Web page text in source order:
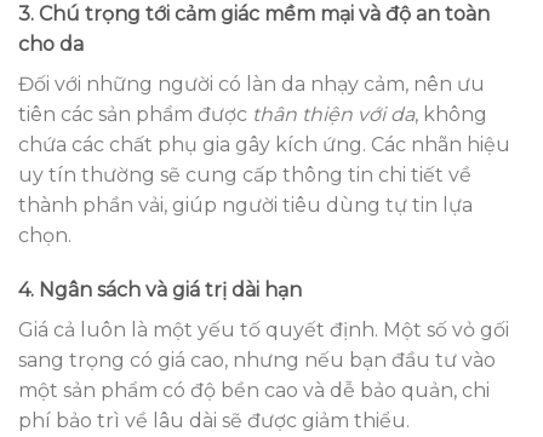
3. Chú trọng tới cảm giác mềm mại và độ an toàn
cho da
Đối với những người có làn da nhạy cảm, nên ưu
tiên các sản phẩm được thân thiện với da, không
chứa các chất phụ gia gây kích ứng. Các nhãn hiệu
uy tín thường sẽ cung cấp thông tin chi tiết về
thành phần vải, giúp người tiêu dùng tự tin lựa
chọn.
4. Ngân sách và giá trị dài hạn
Giá cả luôn là một yếu tố quyết định. Một số vỏ gối
sang trọng có giá cao, nhưng nếu bạn đầu tư vào
một sản phẩm có độ bền cao và dễ bảo quản, chi
phí bảo trì về lâu dài sẽ được giảm thiểu.